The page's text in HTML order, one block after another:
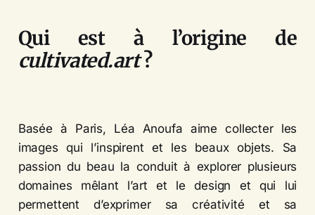
Qui est à l’origine de
cultivated.art?
Basée à Paris, Léa Anoufa aime collecter les
images qui l’inspirent et les beaux objets. Sa
passion du beau la conduit à explorer plusieurs
domaines mêlant l’art et le design et qui lui
permettent d’exprimer sa créativité et sa